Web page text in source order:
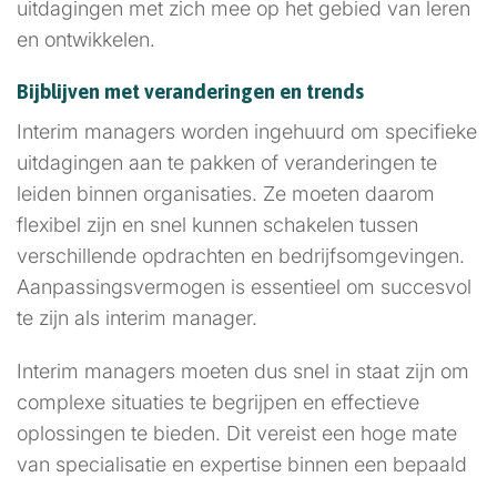
uitdagingen met zich mee op het gebied van leren
en ontwikkelen.
Bijblijven met veranderingen en trends
Interim managers worden ingehuurd om specifieke
uitdagingen aan te pakken of veranderingen te
leiden binnen organisaties. Ze moeten daarom
flexibel zijn en snel kunnen schakelen tussen
verschillende opdrachten en bedrijfsomgevingen.
Aanpassingsvermogen is essentieel om succesvol
te zijn als interim manager.
Interim managers moeten dus snel in staat zijn om
complexe situaties te begrijpen en effectieve
oplossingen te bieden. Dit vereist een hoge mate
van specialisatie en expertise binnen een bepaald